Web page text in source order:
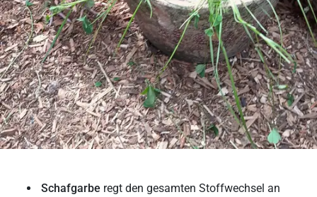
Schafgarbe regt den gesamten Stoffwechsel an